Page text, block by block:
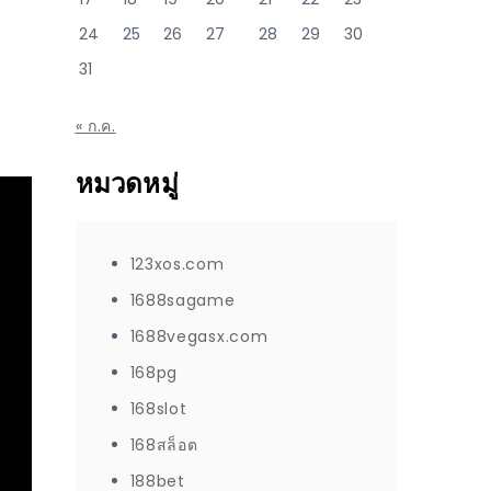
24
25 26 27 28 29
30
31
« ก.ค.
หมวดหมู่
123xos.com
1688sagame
1688vegasx.com
168pg
168slot
168สล็อต
188bet